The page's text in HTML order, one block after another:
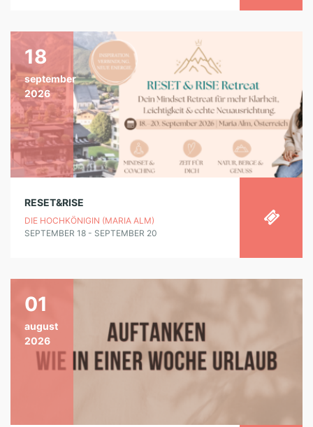
18
september
2026
RESET&RISE
DIE HOCHKÖNIGIN (MARIA ALM)
SEPTEMBER 18 - SEPTEMBER 20
01
august
2026